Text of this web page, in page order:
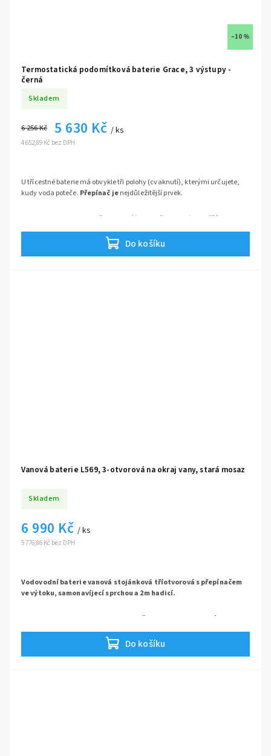
–10 %
Termostatická podomítková baterie Grace, 3 výstupy -
černá
Skladem
4 652,89 Kč bez DPH
6 256 Kč 5 630 Kč / ks
Do košíku
U třícestné baterie má obvykle tři polohy (cvaknutí), kterými určujete,
kudy voda poteče. Přepínač jenejdůležitější prvek.
Poloha 1: Voda teče do horní (hlavové) sprchy (tzv. déšť).
Poloha 2: Voda teče do ruční sprchy.
Poloha 3: Voda teče do třetího výstupu (např. napouštění vany
nebo masážní trysky).
Vanová baterie L569, 3-otvorová na okraj vany, stará mosaz
Skladem
5 776,86 Kč bez DPH
6 990 Kč / ks
Do košíku
Vodovodní baterie vanová stojánková tříotvorová s přepínačem
ve výtoku, samonavíjecí sprchou a 2m hadicí.
Flexi hadice jsou k dispozici v rozměrech 3/8" i 1/2". Prosíme,
uveďte preferovaný rozměr do poznámky v objednávce